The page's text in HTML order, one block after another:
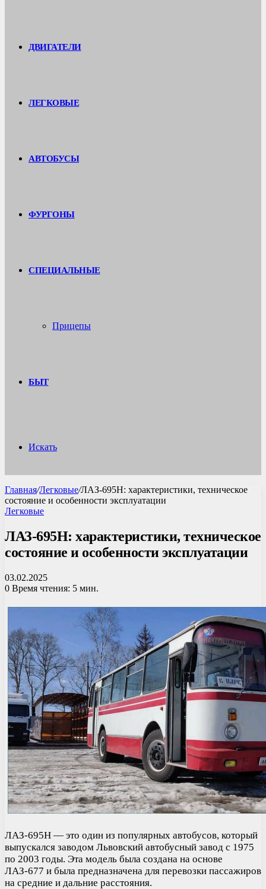
ДВИГАТЕЛИ
ЛЕГКОВЫЕ
АВТОБУСЫ
ФУРГОНЫ
СПЕЦИАЛЬНЫЕ
Прицепы
БЫТ
Искать
Главная/Легковые/ЛАЗ-695Н: характеристики, техническое
состояние и особенности эксплуатации
Легковые
ЛАЗ-695Н: характеристики, техническое
состояние и особенности эксплуатации
03.02.2025
0 Время чтения: 5 мин.
ЛАЗ-695Н — это один из популярных автобусов, который
выпускался заводом Львовский автобусный завод с 1975
по 2003 годы. Эта модель была создана на основе
ЛАЗ-677 и была предназначена для перевозки пассажиров
на средние и дальние расстояния.